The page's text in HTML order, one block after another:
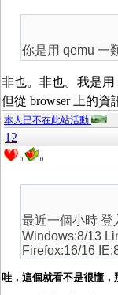
你是用 qemu 一
非也。非也。我是用
但從 browser 上的資
本人已不在此站活動
12
0 0
最近一個小時 登
Windows:8/13
Firefox:16/16
哇，這個就看不是很懂